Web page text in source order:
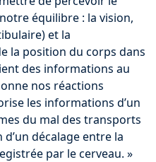
équilibre : la vision,
et la
la position du corps dans
des informations au
nos réactions
les informations d’un
du mal des transports
décalage entre la
par le cerveau. »